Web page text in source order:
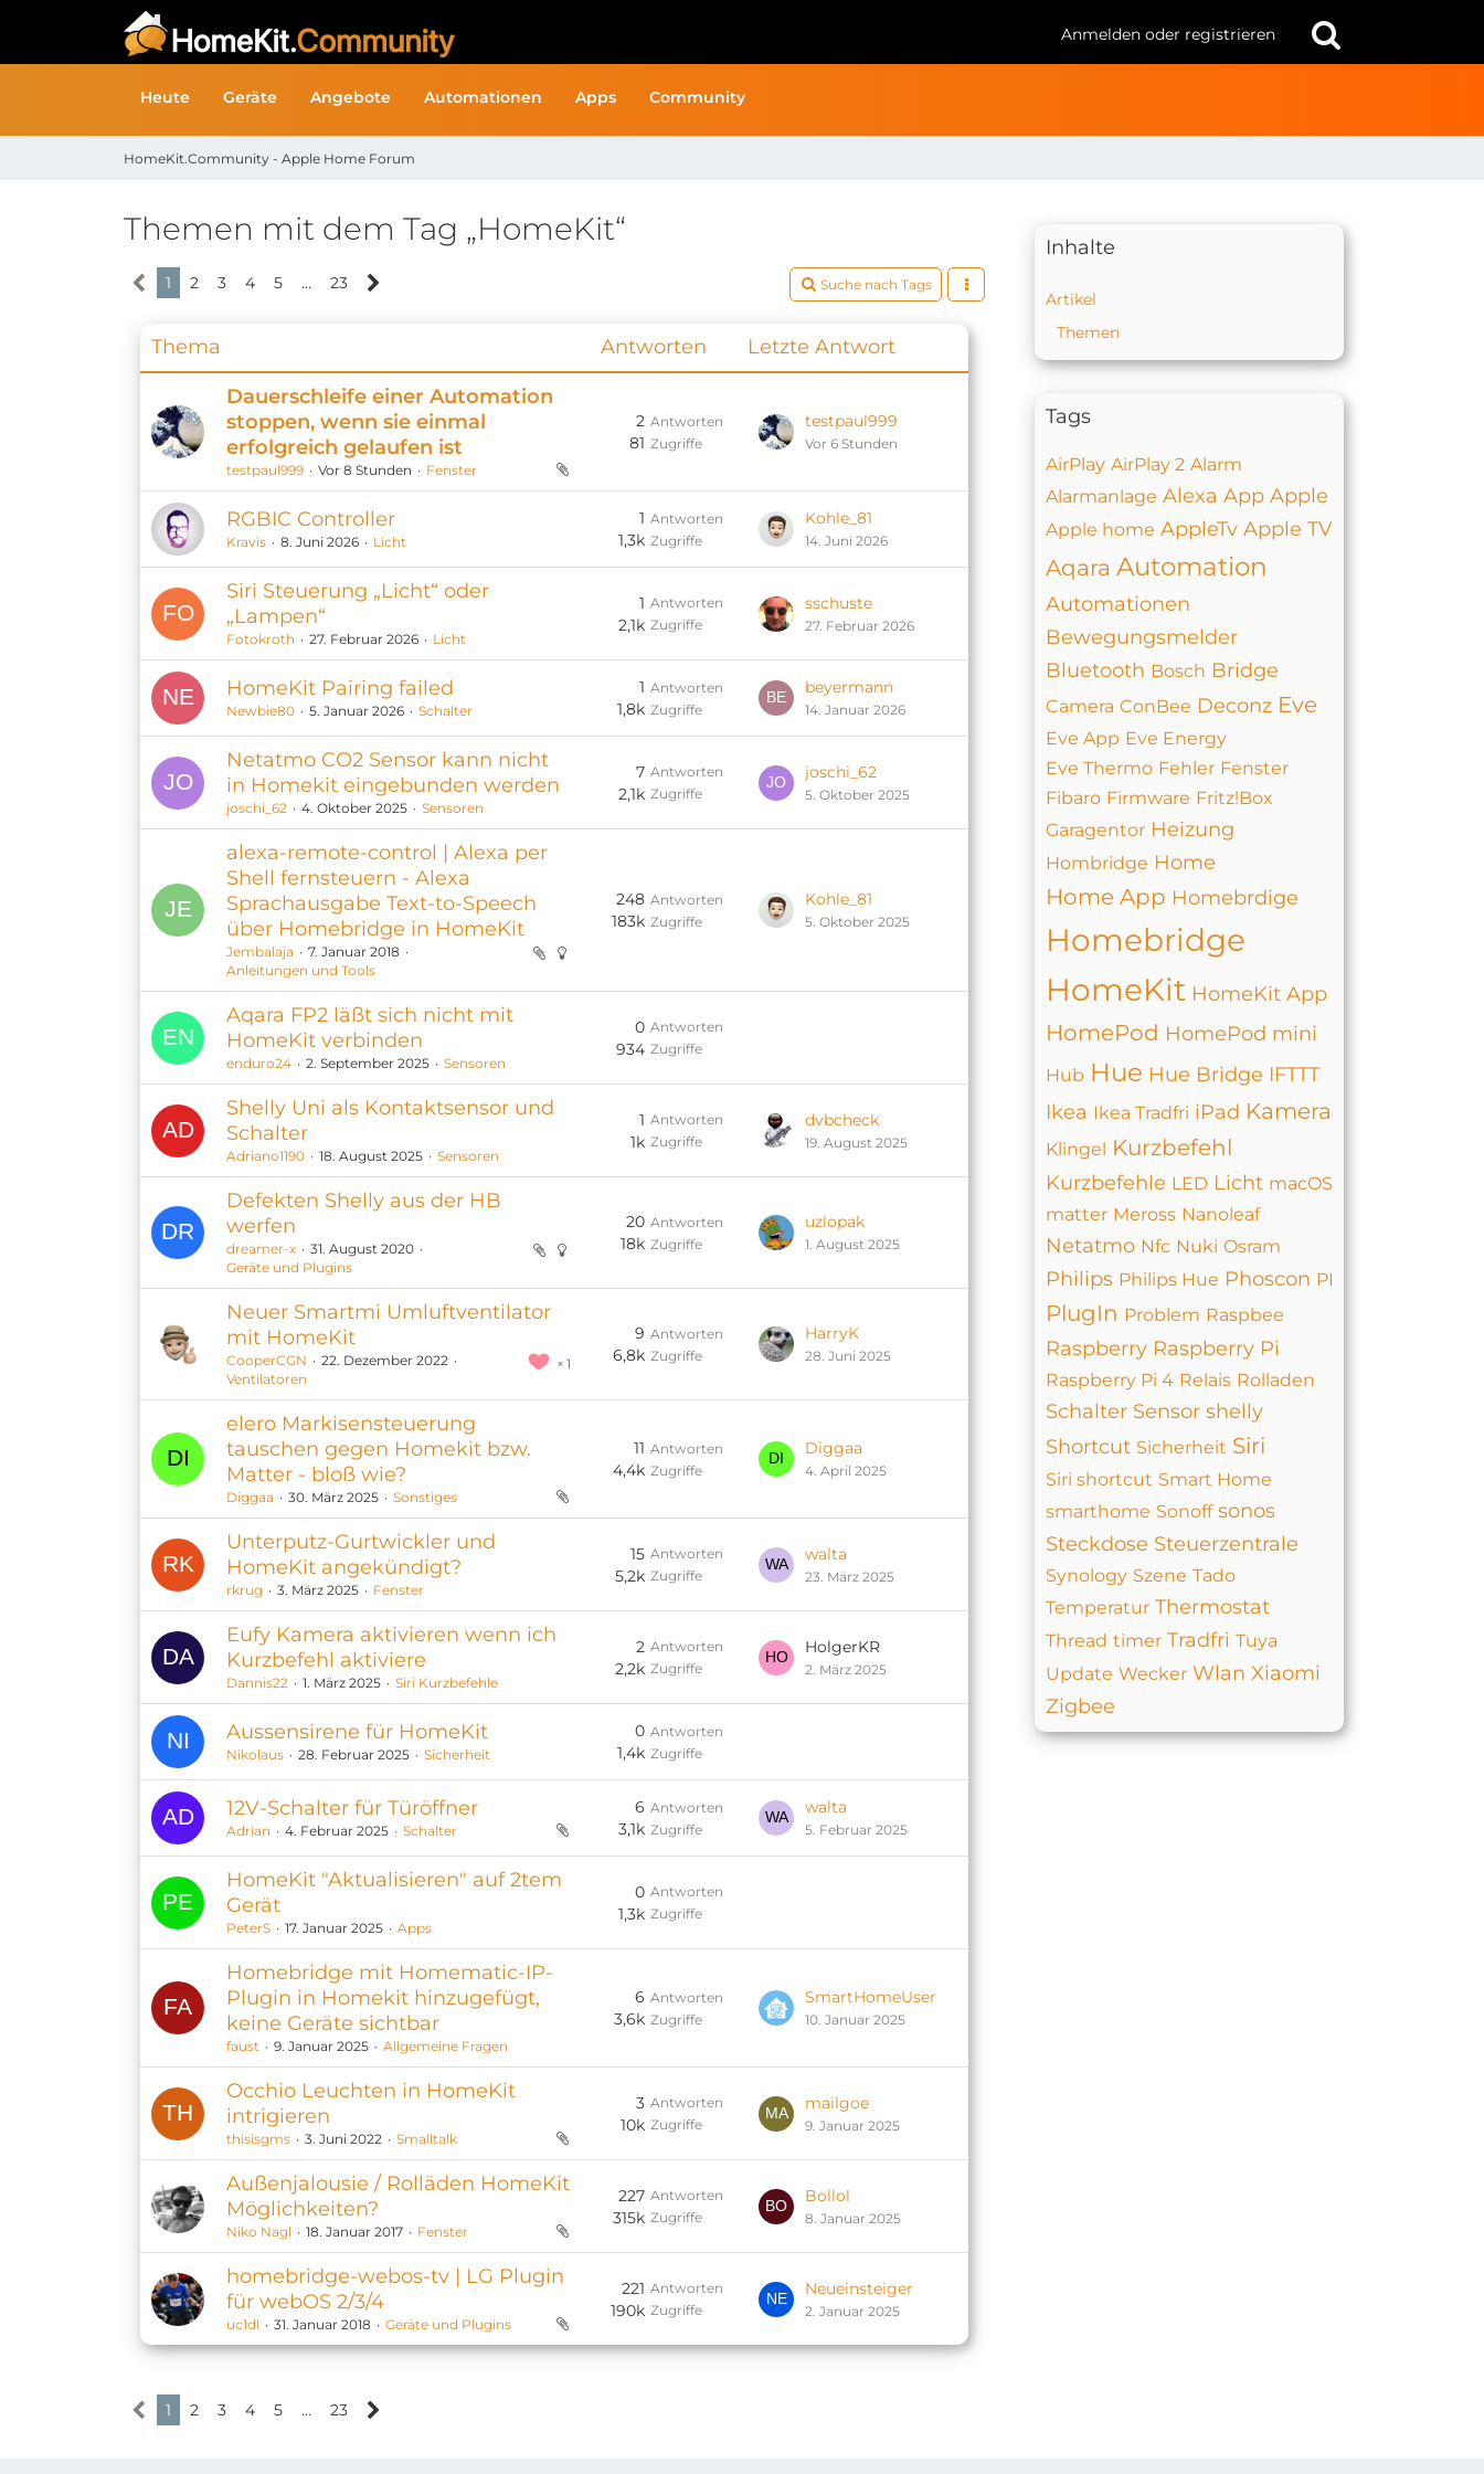
Anmelden oder registrieren
Heute Geräte Angebote Automationen Apps Community
HomeKit.Community - Apple Home Forum
Themen mit dem Tag „HomeKit“
1 2 3 4 5 … 23 Suche nach Tags
Thema Antworten Letzte Antwort
Dauerschleife einer Automation
stoppen, wenn sie einmal
erfolgreich gelaufen ist
testpaul999 Vor 8 Stunden Fenster
Antworten
2
Zugriffe
81
testpaul999
Vor 6 Stunden
RGBIC Controller
Kravis 8. Juni 2026 Licht
Antworten
1
Zugriffe
1,3k
Kohle_81
14. Juni 2026
Siri Steuerung „Licht“ oder
„Lampen“
Fotokroth 27. Februar 2026 Licht
Antworten
1
Zugriffe
2,1k
sschuste
27. Februar 2026
HomeKit Pairing failed
Newbie80 5. Januar 2026 Schalter
Antworten
1
Zugriffe
1,8k
beyermann
14. Januar 2026
Netatmo CO2 Sensor kann nicht
in Homekit eingebunden werden
joschi_62 4. Oktober 2025 Sensoren
Antworten
7
Zugriffe
2,1k
joschi_62
5. Oktober 2025
alexa-remote-control | Alexa per
Shell fernsteuern - Alexa
Sprachausgabe Text-to-Speech
über Homebridge in HomeKit
Jembalaja
7. Januar 2018
Anleitungen und Tools
Antworten
248
Zugriffe
183k
Kohle_81
5. Oktober 2025
Aqara FP2 läßt sich nicht mit
HomeKit verbinden
enduro24 2. September 2025 Sensoren
Antworten
0
Zugriffe
934
Shelly Uni als Kontaktsensor und
Schalter
Adriano1190 18. August 2025 Sensoren
Antworten
1
Zugriffe
1k
dvbcheck
19. August 2025
Defekten Shelly aus der HB
werfen
dreamer-x
31. August 2020
Geräte und Plugins
Antworten
20
Zugriffe
18k
uzlopak
1. August 2025
Neuer Smartmi Umluftventilator
mit HomeKit
1
CooperCGN
22. Dezember 2022
Ventilatoren
Antworten
9
Zugriffe
6,8k
HarryK
28. Juni 2025
elero Markisensteuerung
tauschen gegen Homekit bzw.
Matter - bloß wie?
Diggaa 30. März 2025 Sonstiges
Antworten
11
Zugriffe
4,4k
Diggaa
4. April 2025
Unterputz-Gurtwickler und
HomeKit angekündigt?
rkrug 3. März 2025 Fenster
Antworten
15
Zugriffe
5,2k
walta
23. März 2025
Eufy Kamera aktivieren wenn ich
Kurzbefehl aktiviere
Dannis22 1. März 2025 Siri Kurzbefehle
Antworten
2
Zugriffe
2,2k
HolgerKR
2. März 2025
Aussensirene für HomeKit
Nikolaus 28. Februar 2025 Sicherheit
Antworten
0
Zugriffe
1,4k
12V-Schalter für Türöffner
Adrian 4. Februar 2025 Schalter
Antworten
6
Zugriffe
3,1k
walta
5. Februar 2025
HomeKit "Aktualisieren" auf 2tem
Gerät
PeterS 17. Januar 2025 Apps
Antworten
0
Zugriffe
1,3k
Homebridge mit Homematic-IP-
Plugin in Homekit hinzugefügt,
keine Geräte sichtbar
faust 9. Januar 2025 Allgemeine Fragen
Antworten
6
Zugriffe
3,6k
SmartHomeUser
10. Januar 2025
Occhio Leuchten in HomeKit
intrigieren
thisisgms 3. Juni 2022 Smalltalk
Antworten
3
Zugriffe
10k
mailgoe
9. Januar 2025
Außenjalousie / Rolläden HomeKit
Möglichkeiten?
Niko Nagl 18. Januar 2017 Fenster
Antworten
227
Zugriffe
315k
Bollol
8. Januar 2025
homebridge-webos-tv | LG Plugin
für webOS 2/3/4
uc1dl 31. Januar 2018 Geräte und Plugins
Antworten
221
Zugriffe
190k
Neueinsteiger
2. Januar 2025
1 2 3 4 5 … 23
Inhalte
Artikel
Themen
Tags
AirPlay AirPlay 2 Alarm
Alarmanlage Alexa App Apple
Apple home AppleTv Apple TV
Aqara Automation
Automationen
Bewegungsmelder
Bluetooth Bosch Bridge
Camera ConBee Deconz Eve
Eve App Eve Energy
Eve Thermo Fehler Fenster
Fibaro Firmware Fritz!Box
Garagentor Heizung
Hombridge Home
Home App Homebrdige
Homebridge
HomeKit HomeKit App
HomePod HomePod mini
Hub Hue Hue Bridge IFTTT
Ikea Ikea Tradfri iPad Kamera
Klingel Kurzbefehl
Kurzbefehle LED Licht macOS
matter Meross Nanoleaf
Netatmo Nfc Nuki Osram
Philips Philips Hue Phoscon PI
PlugIn Problem Raspbee
Raspberry Raspberry Pi
Raspberry Pi 4 Relais Rolladen
Schalter Sensor shelly
Shortcut Sicherheit Siri
Siri shortcut Smart Home
smarthome Sonoff sonos
Steckdose Steuerzentrale
Synology Szene Tado
Temperatur Thermostat
Thread timer Tradfri Tuya
Update Wecker Wlan Xiaomi
Zigbee